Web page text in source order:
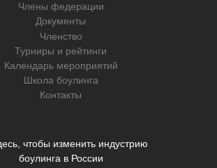
чтобы изменить индустрию
боулинга в России
Члены федерации
Документы
Членство
Турниры и рейтинги
Календарь мероприятий
Школа боулинга
Контакты